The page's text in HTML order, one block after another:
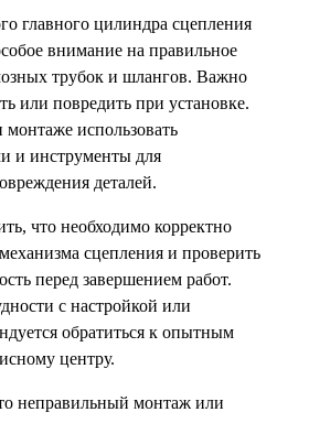
главного цилиндра сцепления
внимание на правильное
трубок и шлангов. Важно
или повредить при установке.
монтаже использовать
и инструменты для
деталей.
что необходимо корректно
сцепления и проверить
перед завершением работ.
с настройкой или
обратиться к опытным
центру.
неправильный монтаж или